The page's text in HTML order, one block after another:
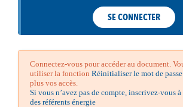
SE CONNECTER
Connectez-vous pour accéder au document.
utiliser la fonction Réinitialiser le mot de passe
plus vos accès.
Si vous n’avez pas de compte, inscrivez-vous
des référents énergie